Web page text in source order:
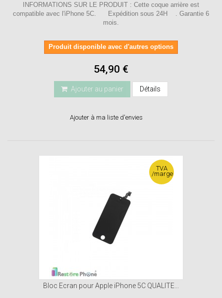
INFORMATIONS SUR LE PRODUIT : Cette coque arrière est
compatible avec l'iPhone 5C. Expédition sous 24H . Garantie 6
mois.
Produit disponible avec d'autres options
54,90 €
Ajouter au panier Détails
Ajouter à ma liste d'envies
TVA
/marge
Bloc Ecran pour Apple iPhone 5C QUALITE...